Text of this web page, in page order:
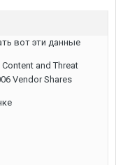
вот эти данные
and Threat
Vendor Shares